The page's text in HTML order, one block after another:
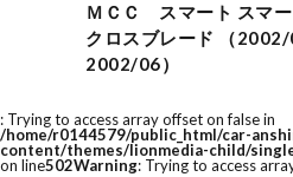
ＭＣＣ スマート スマ
クロスブレード （2002/
2002/06）
: Trying to access array offset on false in
/home/r0144579/public_html/car-
content/themes/lionmedia-child/
on line502Warning: Trying to access